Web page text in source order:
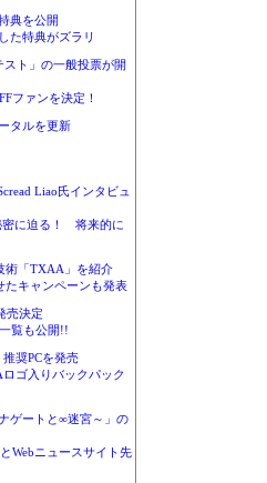
典を公開
た特典がズラリ
スト」の一般投票が開
ファンを決定！
タルを更新
Liao氏インタビュ
密に迫る！ 将来的に
術「TXAA」を紹介
たキャンペーンも発表
売決定
覧も公開!!
奨PCを発売
ロゴ入りバックパック
ゲートと∞迷宮～」の
Webニュースサイト先